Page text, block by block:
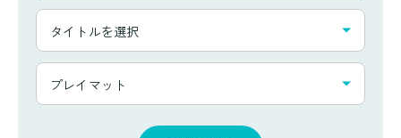
ワ
ド
か
タ
ト
一
タイトルを選択
カ
プレイマット